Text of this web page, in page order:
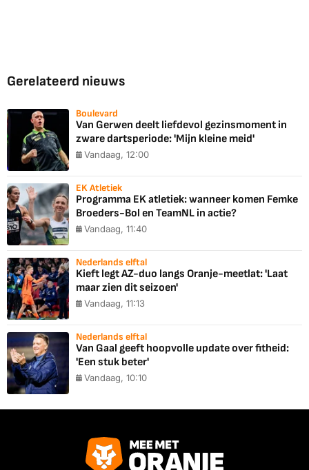
Gerelateerd nieuws
Boulevard
Van Gerwen deelt liefdevol gezinsmoment in
zware dartsperiode: 'Mijn kleine meid'
Vandaag, 12:00
EK Atletiek
Programma EK atletiek: wanneer komen Femke
Broeders-Bol en TeamNL in actie?
Vandaag, 11:40
Nederlands elftal
Kieft legt AZ-duo langs Oranje-meetlat: 'Laat
maar zien dit seizoen'
Vandaag, 11:13
Nederlands elftal
Van Gaal geeft hoopvolle update over fitheid:
'Een stuk beter'
Vandaag, 10:10